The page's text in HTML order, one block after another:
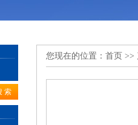
您现在的位置： 首页 >>